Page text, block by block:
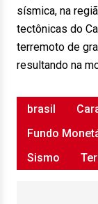
sísmica, na
tectônicas do
terremoto de
resultando na
brasil
Fundo
Sismo